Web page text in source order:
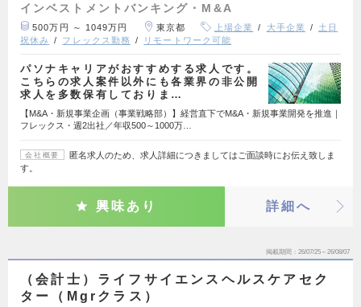
インベストメントバンキング・M&A
500万円 ～ 1049万円 東京都 上場企業 大手企業
土日
祝休み
フレックス勤務 リモートワーク可能
パソナキャリアがおすすめする求人です。
こちらの求人案件以外にも各業界の非公開
求人を多数保有しておりま…
【M&A・新規事業企画（事業戦略部）】経営直下でM&A・新規事業開発を推進｜
フレックス・週2出社／年収500～1000万…
会社概要
匿名求人のため、求人詳細につきましてはご面談時にお伝え致しま
す。
興味あり 詳細へ
掲載期間 26/07/25～26/08/07
（会計士）ライフサイエンスヘルスケアセク
ター（Mgrクラス）